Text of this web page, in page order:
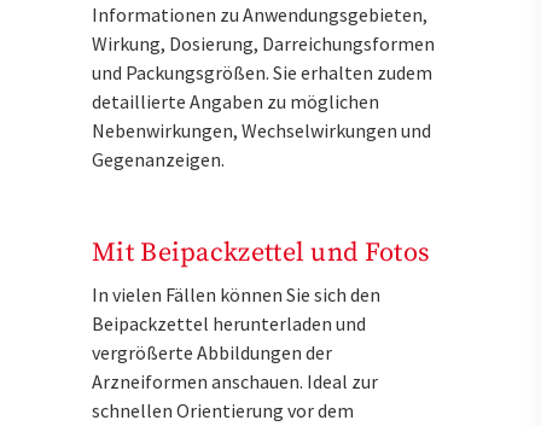
Informationen zu Anwendungsgebieten,
Wirkung, Dosierung, Darreichungsformen
und Packungsgrößen. Sie erhalten zudem
detaillierte Angaben zu möglichen
Nebenwirkungen, Wechselwirkungen und
Gegenanzeigen.
Mit Beipackzettel und Fotos
In vielen Fällen können Sie sich den
Beipackzettel herunterladen und
vergrößerte Abbildungen der
Arzneiformen anschauen. Ideal zur
schnellen Orientierung vor dem